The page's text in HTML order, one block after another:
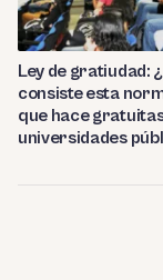
Ley de gratiudad:
consiste esta
que hace
universidades